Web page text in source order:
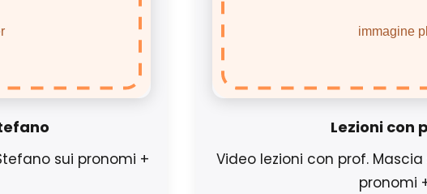
sui pronomi +
Lezioni con
Video lezioni con prof.
pronomi